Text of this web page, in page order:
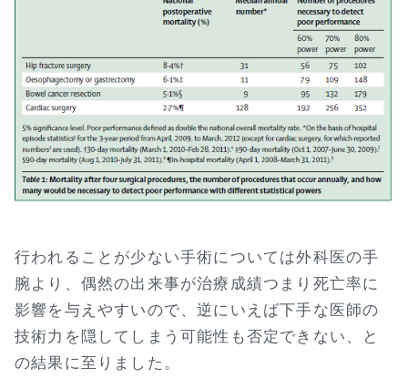
行われることが少ない手術については外科医の手
腕より、偶然の出来事が治療成績つまり死亡率に
影響を与えやすいので、逆にいえば下手な医師の
技術力を隠してしまう可能性も否定できない、と
の結果に至りました。